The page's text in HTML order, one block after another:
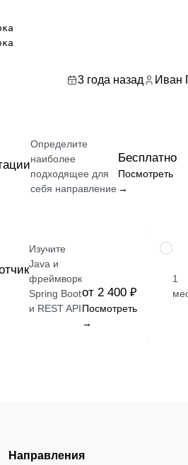
3 года назад Иван
Определите
наиболее
подходящее для
себя направление
Бесплатно
Посмотреть
→
Изучите
Java и
фреймворк
Spring Boot
и REST API
от 2 400 ₽
Посмотреть
→
1
Направления